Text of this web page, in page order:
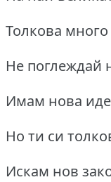
Толкова
Не поглеждай
Имам нова
Но ти си
Искам нов